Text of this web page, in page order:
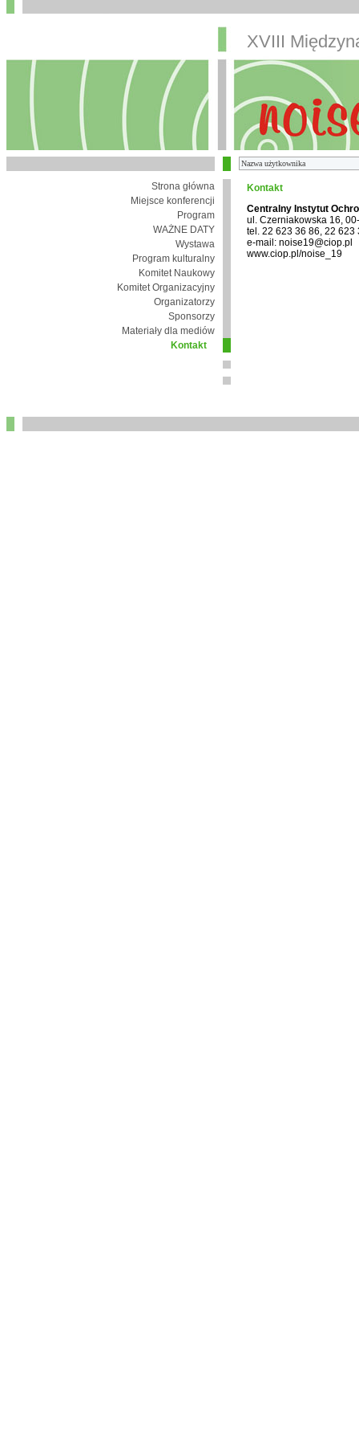
XVIII
Strona główna
Miejsce konferencji
Program
WAŻNE DATY
Wystawa
Program kulturalny
Komitet Naukowy
Komitet Organizacyjny
Organizatorzy
Sponsorzy
Materiały dla mediów
Kontakt
Kontakt
Centralny Instytut
ul. Czerniakowska 16,
tel. 22 623 36 86, 22 623
e-mail: noise19@ciop.pl
www.ciop.pl/noise_19